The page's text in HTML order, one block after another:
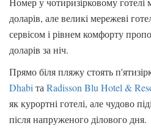
доларів, але великі мережеві
сервісом і рівнем комфорту
доларів за ніч.
Прямо біля пляжу стоять
DhabiтаRadisson Blu Hotel &
як курортні готелі, але чудово
після напруженого ділового дня.